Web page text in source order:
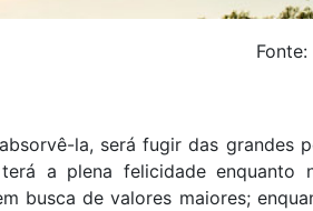
Fonte:
la, será fugir das grandes
a plena felicidade enquanto
busca de valores maiores;